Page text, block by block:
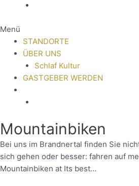
Menü
STANDORTE
ÜBER UNS
Schlaf Kultur
GASTGEBER WERDEN
Mountainbiken
Bei uns im Brandnertal finden Sie
sich gehen oder besser: fahren auf
Mountainbiken at Its best…